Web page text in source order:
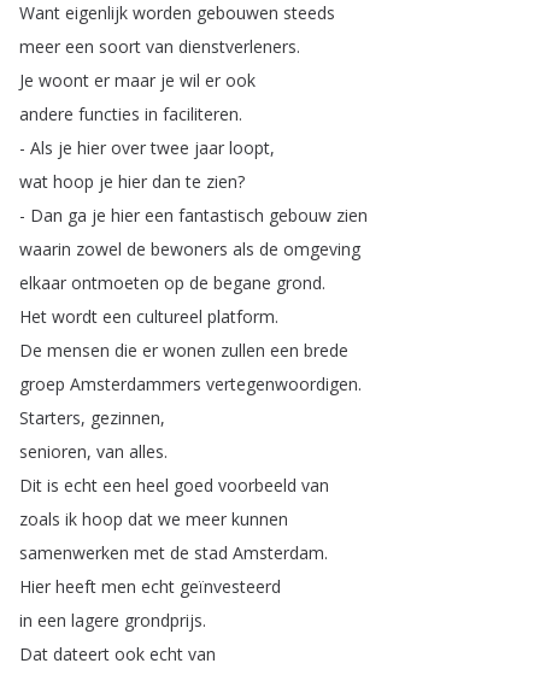
Want eigenlijk worden gebouwen steeds
meer een soort van dienstverleners.
Je woont er maar je wil er ook
andere functies in faciliteren.
- Als je hier over twee jaar loopt,
wat hoop je hier dan te zien?
- Dan ga je hier een fantastisch gebouw zien
waarin zowel de bewoners als de omgeving
elkaar ontmoeten op de begane grond.
Het wordt een cultureel platform.
De mensen die er wonen zullen een brede
groep Amsterdammers vertegenwoordigen.
Starters, gezinnen,
senioren, van alles.
Dit is echt een heel goed voorbeeld van
zoals ik hoop dat we meer kunnen
samenwerken met de stad Amsterdam.
Hier heeft men echt geïnvesteerd
in een lagere grondprijs.
Dat dateert ook echt van